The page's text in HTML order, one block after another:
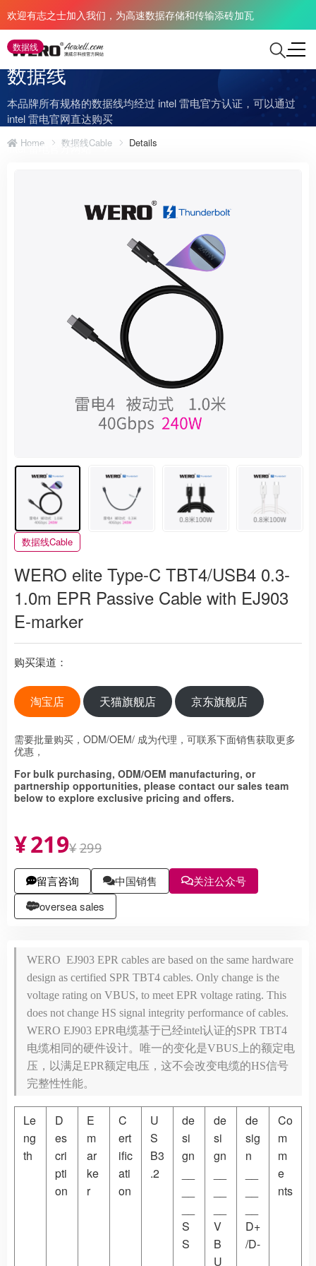
欢迎有志之士加入我们，为高速数据存储和传输添砖加瓦
数据线
数据线
本品牌所有规格的数据线均经过 intel 雷电官方认证，可以通过
intel 雷电官网直达购买
intel 雷电官方网站
Home 数据线Cable Details
数据线Cable
WERO elite Type-C TBT4/USB4 0.3-
1.0m EPR Passive Cable with EJ903
E-marker
购买渠道：
淘宝店 天猫旗舰店 京东旗舰店
需要批量购买，ODM/OEM/ 成为代理，可联系下面销售获取更多
优惠，
For bulk purchasing, ODM/OEM manufacturing, or
partnership opportunities, please contact our sales team
below to explore exclusive pricing and offers.
¥219¥299
留言咨询 中国销售
关注公众号
oversea sales
WERO EJ903 EPR cables are based on the same hardware
design as certified SPR TBT4 cables. Only change is the
voltage rating on VBUS, to meet EPR voltage rating. This
does not change HS signal integrity performance of cables.
WERO EJ903 EPR电缆基于已经intel认证的SPR TBT4
电缆相同的硬件设计。唯一的变化是VBUS上的额定电
压，以满足EPR额定电压，这不会改变电缆的HS信号
完整性性能。
Le
ng
th
D
es
cri
pti
on
E
m
ar
ke
r
C
ert
ific
ati
on
U
S
B3
.2
de
si
gn
S
S
de
si
gn
V
B
U
de
sig
n
D+
/D-
Co
m
m
e
nts